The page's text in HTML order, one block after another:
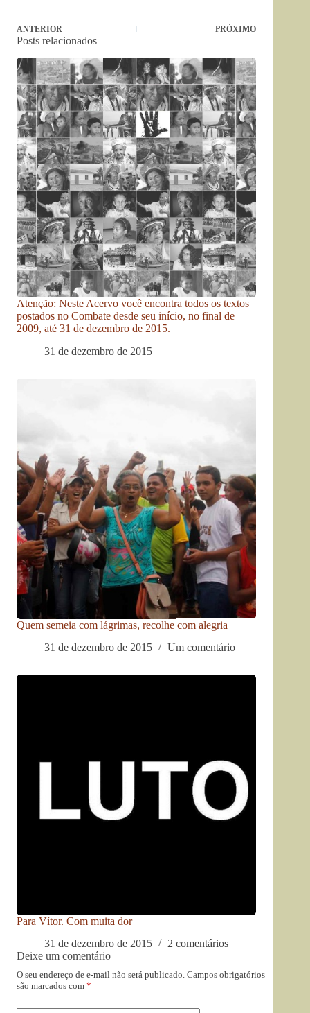
ANTERIOR PRÓXIMO
Posts relacionados
Atenção: Neste Acervo você encontra todos os textos
postados no Combate desde seu início, no final de
2009, até 31 de dezembro de 2015.
31 de dezembro de 2015
Quem semeia com lágrimas, recolhe com alegria
31 de dezembro de 2015
Um comentário
Para Vítor. Com muita dor
31 de dezembro de 2015
2 comentários
Deixe um comentário
O seu endereço de e-mail não será publicado. Campos obrigatórios
são marcados com *